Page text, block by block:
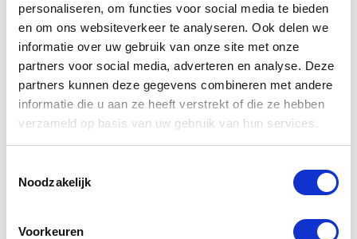
personaliseren, om functies voor social media te bieden
en om ons websiteverkeer te analyseren. Ook delen we
informatie over uw gebruik van onze site met onze
partners voor social media, adverteren en analyse. Deze
partners kunnen deze gegevens combineren met andere
informatie die u aan ze heeft verstrekt of die ze hebben
verzameld op basis van uw gebruik van hun services.
Noodzakelijk
Voorkeuren
Tril motor